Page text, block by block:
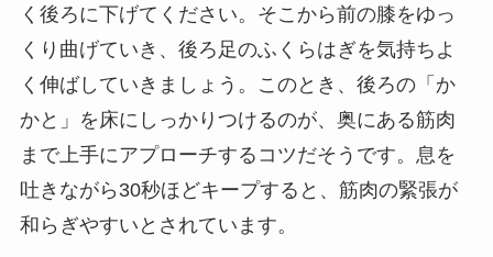
く後ろに下げてください。そこから前の膝をゆっ
くり曲げていき、後ろ足のふくらはぎを気持ちよ
く伸ばしていきましょう。このとき、後ろの「か
かと」を床にしっかりつけるのが、奥にある筋肉
まで上手にアプローチするコツだそうです。息を
吐きながら30秒ほどキープすると、筋肉の緊張が
和らぎやすいとされています。